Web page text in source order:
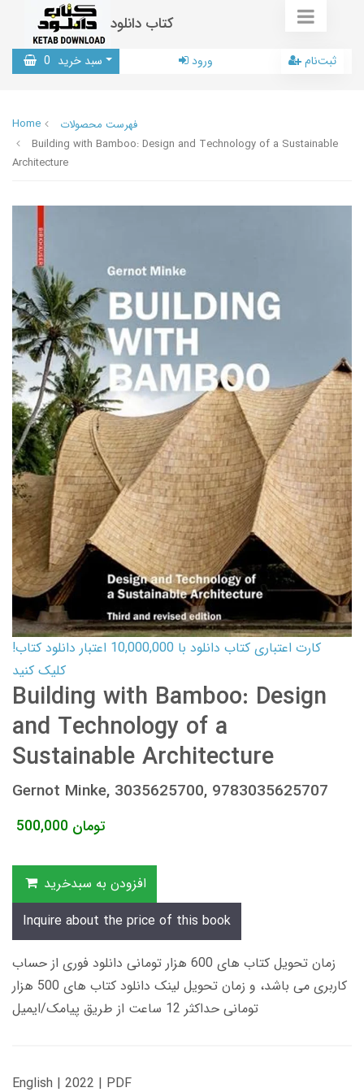
کتاب دانلود
سبد خرید 0 ورود ثبت‌نام
Home
فهرست محصولات
Building with Bamboo: Design and Technology of a Sustainable
Architecture
کارت اعتباری کتاب دانلود با 10,000,000 اعتبار دانلود کتاب!
کلیک کنید
Building with Bamboo: Design
and Technology of a
Sustainable Architecture
Gernot Minke, 3035625700, 9783035625707
500,000 تومان
افزودن به سبدخرید
Inquire about the price of this book
زمان تحویل کتاب های 600 هزار تومانی دانلود فوری از حساب
کاربری می باشد، و زمان تحویل لینک دانلود کتاب های 500 هزار
تومانی حداکثر 12 ساعت از طریق پیامک/ایمیل
English | 2022 | PDF